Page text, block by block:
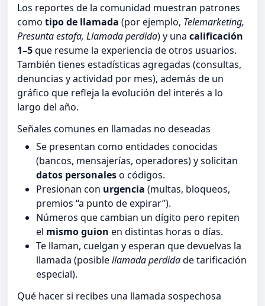
Los reportes de la comunidad muestran patrones
como tipo de llamada (por ejemplo, Telemarketing,
Presunta estafa, Llamada perdida) y una calificación
1–5que resume la experiencia de otros usuarios.
También tienes estadísticas agregadas (consultas,
denuncias y actividad por mes), además de un
gráfico que refleja la evolución del interés a lo
largo del año.
Señales comunes en llamadas no deseadas
Se presentan como entidades conocidas
(bancos, mensajerías, operadores) y solicitan
datos personaleso códigos.
Presionan con urgencia (multas, bloqueos,
premios “a punto de expirar”).
Números que cambian un dígito pero repiten
el mismo guion en distintas horas o días.
Te llaman, cuelgan y esperan que devuelvas la
llamada (posiblellamada perdidade tarificación
especial).
Qué hacer si recibes una llamada sospechosa